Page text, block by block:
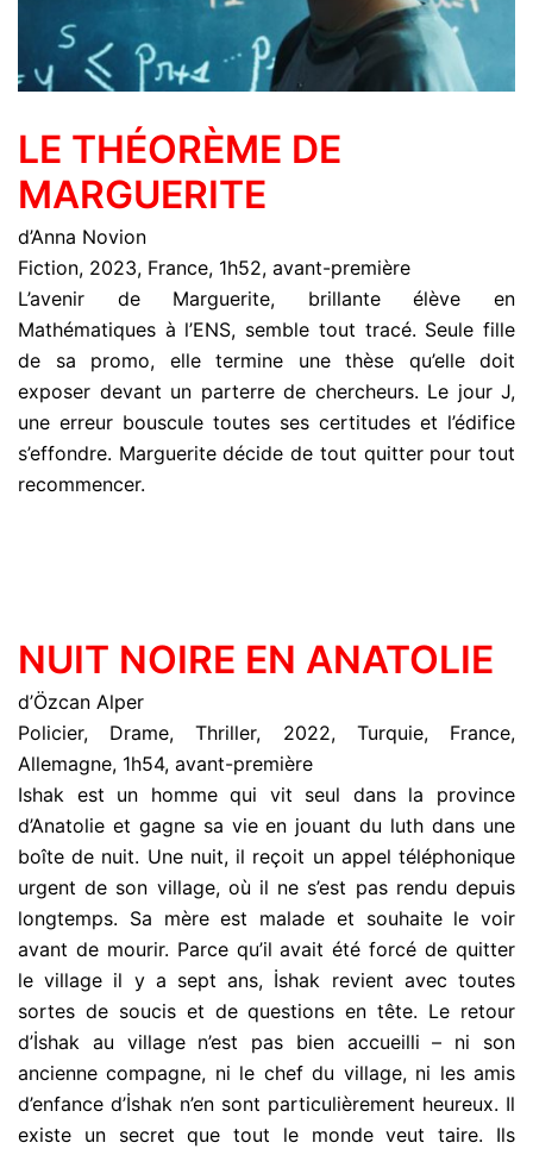
LE THÉORÈME DE
MARGUERITE
d’Anna Novion
Fiction, 2023, France, 1h52, avant-première
L’avenir de Marguerite, brillante élève en
Mathématiques à l’ENS, semble tout tracé. Seule fille
de sa promo, elle termine une thèse qu’elle doit
exposer devant un parterre de chercheurs. Le jour J,
une erreur bouscule toutes ses certitudes et l’édifice
s’effondre. Marguerite décide de tout quitter pour tout
recommencer.
NUIT NOIRE EN ANATOLIE
d’Özcan Alper
Policier, Drame, Thriller, 2022, Turquie, France,
Allemagne, 1h54, avant-première
Ishak est un homme qui vit seul dans la province
d’Anatolie et gagne sa vie en jouant du luth dans une
boîte de nuit. Une nuit, il reçoit un appel téléphonique
urgent de son village, où il ne s’est pas rendu depuis
longtemps. Sa mère est malade et souhaite le voir
avant de mourir. Parce qu’il avait été forcé de quitter
le village il y a sept ans, İshak revient avec toutes
sortes de soucis et de questions en tête. Le retour
d’İshak au village n’est pas bien accueilli – ni son
ancienne compagne, ni le chef du village, ni les amis
d’enfance d’İshak n’en sont particulièrement heureux. Il
existe un secret que tout le monde veut taire. Ils